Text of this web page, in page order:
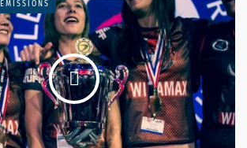
EMISSIONS